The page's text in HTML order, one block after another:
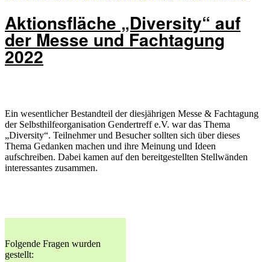
Aktionsfläche „Diversity“ auf
der Messe und Fachtagung
2022
Ein wesentlicher Bestandteil der diesjährigen Messe & Fachtagung
der Selbsthilfeorganisation Gendertreff e.V. war das Thema
„Diversity“. Teilnehmer und Besucher sollten sich über dieses
Thema Gedanken machen und ihre Meinung und Ideen
aufschreiben. Dabei kamen auf den bereitgestellten Stellwänden
interessantes zusammen.
Folgende Fragen wurden
gestellt: